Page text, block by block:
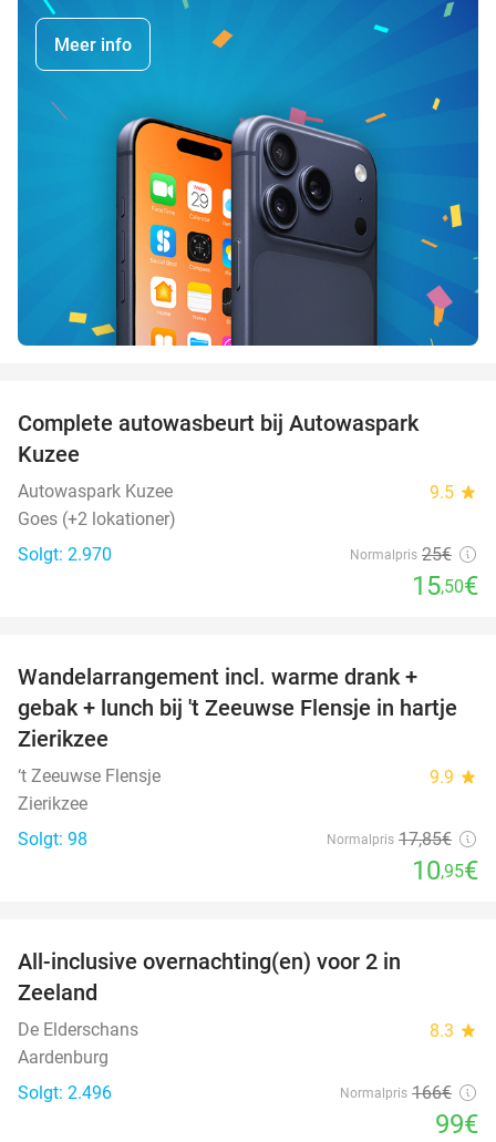
Meer info
Complete autowasbeurt bij Autowaspark
Kuzee
Autowaspark Kuzee 9.5 star
Goes (+2 lokationer)
Solgt: 2.970
Normalpris 25€
15,50€
Wandelarrangement incl. warme drank +
gebak + lunch bij 't Zeeuwse Flensje in hartje
Zierikzee
‘t Zeeuwse Flensje 9.9 star
Zierikzee
Solgt: 98
Normalpris 17,85€
10,95€
All-inclusive overnachting(en) voor 2 in
Zeeland
De Elderschans 8.3 star
Aardenburg
Solgt: 2.496
Normalpris 166€
99€